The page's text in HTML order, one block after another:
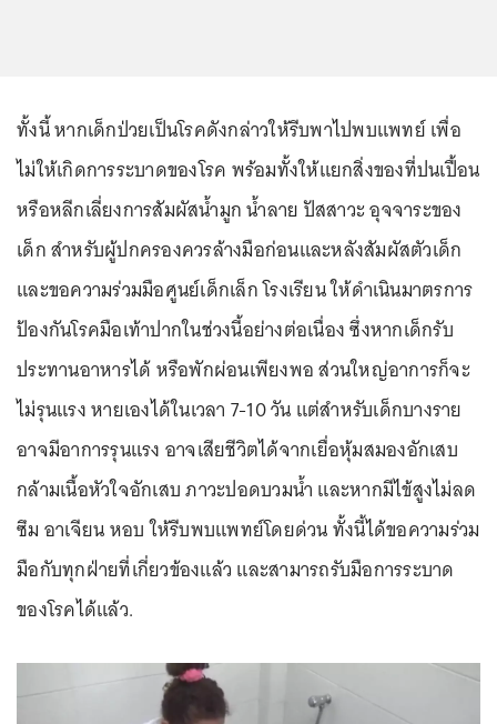
ทั้งนี้ หากเด็กป่วยเป็นโรคดังกล่าวให้รีบพาไปพบแพทย์ เพื่อ
ไม่ให้เกิดการระบาดของโรค พร้อมทั้งให้แยกสิ่งของที่ปนเปื้อน
หรือหลีกเลี่ยงการสัมผัสน้ำมูก น้ำลาย ปัสสาวะ อุจจาระของ
เด็ก สำหรับผู้ปกครองควรล้างมือก่อนและหลังสัมผัสตัวเด็ก
และขอความร่วมมือศูนย์เด็กเล็ก โรงเรียน ให้ดำเนินมาตรการ
ป้องกันโรคมือเท้าปากในช่วงนี้อย่างต่อเนื่อง ซึ่งหากเด็กรับ
ประทานอาหารได้ หรือพักผ่อนเพียงพอ ส่วนใหญ่อาการก็จะ
ไม่รุนแรง หายเองได้ในเวลา 7-10 วัน แต่สำหรับเด็กบางราย
อาจมีอาการรุนแรง อาจเสียชีวิตได้จากเยื่อหุ้มสมองอักเสบ
กล้ามเนื้อหัวใจอักเสบ ภาวะปอดบวมน้ำ และหากมีไข้สูงไม่ลด
ซึม อาเจียน หอบ ให้รีบพบแพทย์โดยด่วน ทั้งนี้ได้ขอความร่วม
มือกับทุกฝ่ายที่เกี่ยวข้องแล้ว และสามารถรับมือการระบาด
ของโรคได้แล้ว.